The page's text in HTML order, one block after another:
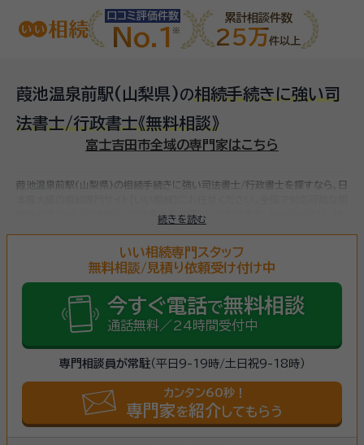
口コミ評価件数
No.1
累計相談件数
25万件以上
葭池温泉前駅(山梨県)の相続手続きに強い司
法書士/行政書士《無料相談》
富士吉田市全域の専門家はこちら
続きを読む
葭池温泉前駅(山梨県)の相続手続きに強い司法書士/行政書士を探すなら、日
続手続きに強い司法書士/行政書士をお探しいただけます。
（相続財産が基礎控除額を超えていた場合）など多岐に渡るため、相続手続き
まずは相談しましょう。
いい相続専門スタッフ
無料相談/見積り依頼受け付け中
今すぐ電話で無料相談
通話無料／24時間受付中
専門相談員が常駐（平日9-19時/土日祝9-18時）
カンタン60秒！
専門家を紹介 してもらう